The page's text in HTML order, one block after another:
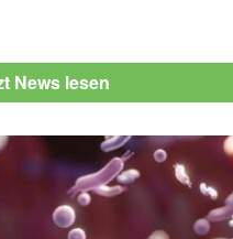
News lesen